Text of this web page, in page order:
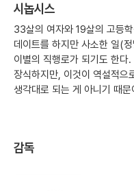
시놉시스
33살의 여자와 19살의 고등
데이트를 하지만 사소한 일(
이별의 직행로가 되기도 한다
장식하지만, 이것이 역설적으
생각대로 되는 게 아니기 때문
감독